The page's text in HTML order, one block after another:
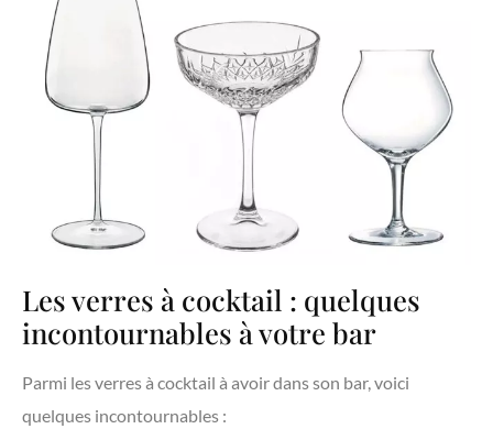
Les verres à cocktail : quelques
incontournables à votre bar
Parmi les verres à cocktail à avoir dans son bar, voici
quelques incontournables :